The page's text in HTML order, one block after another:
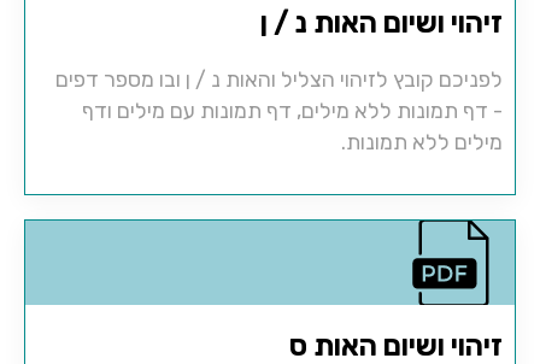
זיהוי ושיום האות נ / ן
לפניכם קובץ לזיהוי הצליל והאות נ / ן ובו מספר דפים
- דף תמונות ללא מילים, דף תמונות עם מילים ודף
מילים ללא תמונות.
זיהוי ושיום האות ס